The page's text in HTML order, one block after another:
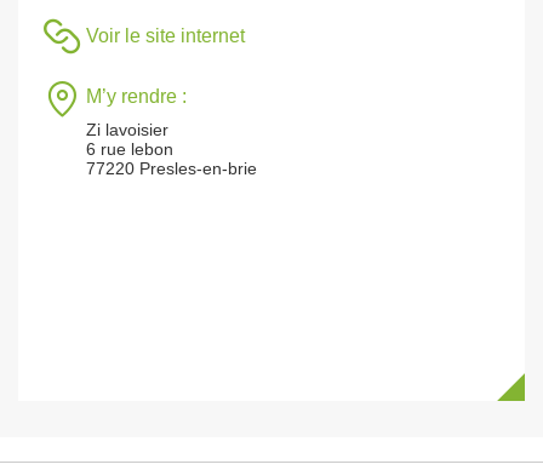
Voir le site internet
M’y rendre :
Zi lavoisier
6 rue lebon
77220 Presles-en-brie